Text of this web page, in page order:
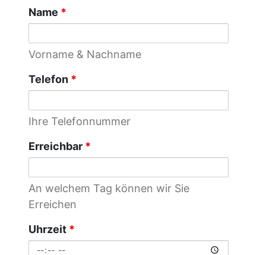
Name *
Vorname & Nachname
Telefon *
Ihre Telefonnummer
Erreichbar *
An welchem Tag können wir Sie
Erreichen
Uhrzeit *